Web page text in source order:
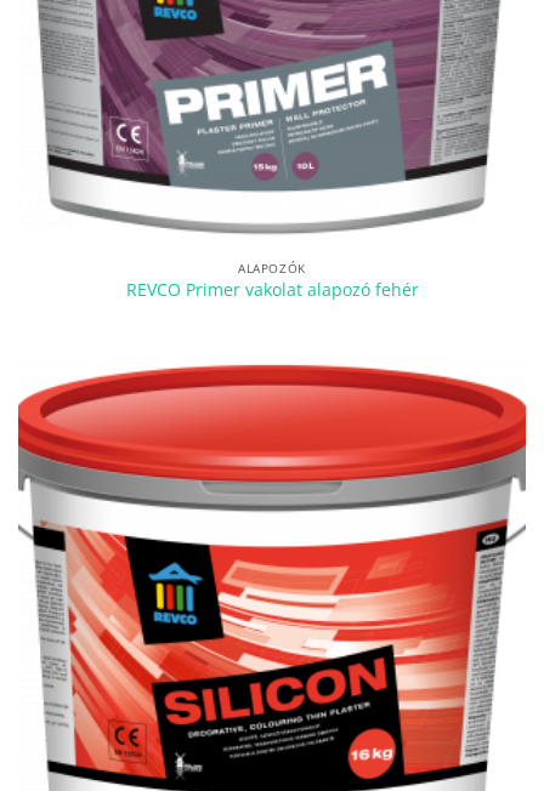
ALAPOZÓK
REVCO Primer vakolat alapozó fehér